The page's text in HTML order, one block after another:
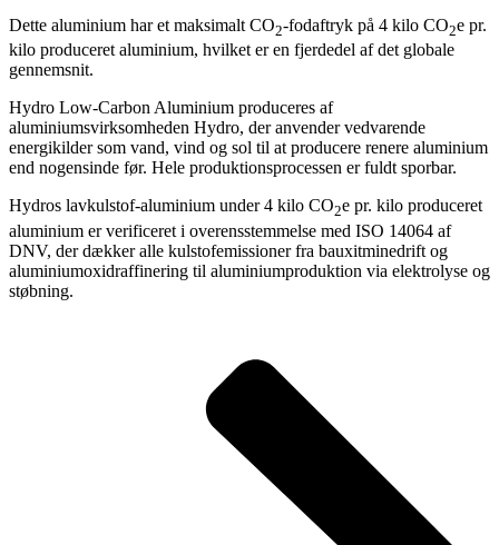
Dette aluminium har et maksimalt CO2‑fodaftryk på 4 kilo CO2e pr.
kilo produceret aluminium, hvilket er en fjerdedel af det globale
gennemsnit.
Hydro Low‑Carbon Aluminium produceres af
aluminiumsvirksomheden Hydro, der anvender vedvarende
energikilder som vand, vind og sol til at producere renere aluminium
end nogensinde før. Hele produktionsprocessen er fuldt sporbar.
Hydros lavkulstof-aluminium under 4 kilo CO2e pr. kilo produceret
aluminium er verificeret i overensstemmelse med ISO 14064 af
DNV, der dækker alle kulstofemissioner fra bauxitminedrift og
aluminiumoxidraffinering til aluminiumproduktion via elektrolyse og
støbning.